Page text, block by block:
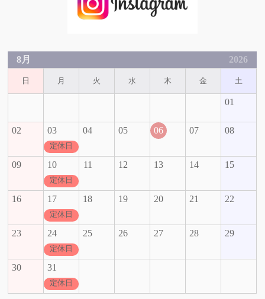
8月 2026
日 月 火 水 木 金 土
01
02 03
定休日
04 05 06 07 08
09 10
定休日
11 12 13 14 15
16 17
定休日
18 19 20 21 22
23 24
定休日
25 26 27 28 29
30 31
定休日